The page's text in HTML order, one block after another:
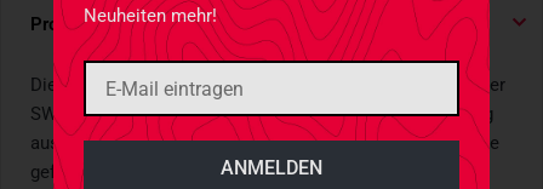
Neuheiten mehr!
Produktdetails
Die TACWRK Deutschland Flagge mit Länderkennung in der
SWAT Variante wurde speziell für erhöhte Beanspruchung
aus hochwertigem PVC mit vernähter Hakenklettrückseite
gefertigt. Die Länderkennung in 3D-Optik ermöglicht ein